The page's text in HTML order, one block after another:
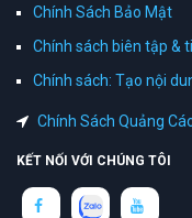
Chính Sách Bảo Mật
Chính sách biên tập &
Chính sách: Tạo nội
Chính Sách Quảng
KẾT NỐI VỚI CHÚNG TÔI